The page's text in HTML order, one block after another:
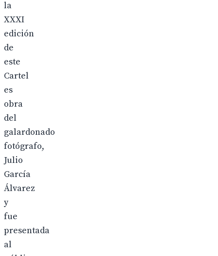
la
XXXI
edición
de
este
Cartel
es
obra
del
galardonado
fotógrafo,
Julio
García
Álvarez
y
fue
presentada
al